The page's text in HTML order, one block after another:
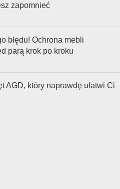
zapomnieć
błędu! Ochrona mebli
parą krok po kroku
AGD, który naprawdę ułatwi Ci